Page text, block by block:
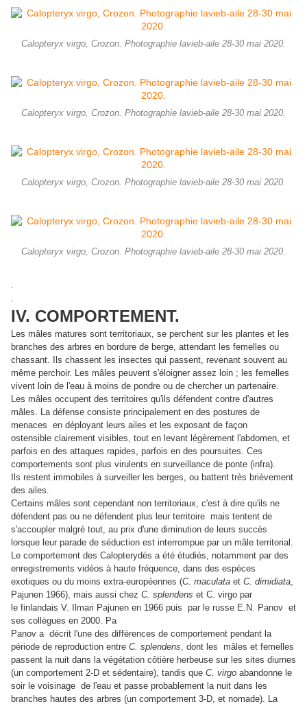
Calopteryx virgo, Crozon. Photographie lavieb-aile 28-30 mai 2020.
Calopteryx virgo, Crozon. Photographie lavieb-aile 28-30 mai 2020.
Calopteryx virgo, Crozon. Photographie lavieb-aile 28-30 mai 2020.
Calopteryx virgo, Crozon. Photographie lavieb-aile 28-30 mai 2020.
IV. COMPORTEMENT.
Les mâles matures sont territoriaux, se perchent sur les plantes et les
branches des arbres en bordure de berge, attendant les femelles ou
chassant. Ils chassent les insectes qui passent, revenant souvent au
même perchoir. Les mâles peuvent s'éloigner assez loin ; les femelles
vivent loin de l'eau à moins de pondre ou de chercher un partenaire.
Les mâles occupent des territoires qu'ils défendent contre d'autres
mâles. La défense consiste principalement en des postures de
menaces en déployant leurs ailes et les exposant de façon
ostensible clairement visibles, tout en levant légèrement l'abdomen, et
parfois en des attaques rapides, parfois en des poursuites. Ces
comportements sont plus virulents en surveillance de ponte (infra).
Ils restent immobiles à surveiller les berges, ou battent très brièvement
des ailes.
Certains mâles sont cependant non territoriaux, c'est à dire qu'ils ne
défendent pas ou ne défendent plus leur territoire mais tentent de
s'accoupler malgré tout, au prix d'une diminution de leurs succès
lorsque leur parade de séduction est interrompue par un mâle territorial.
Le comportement des Calopterydés a été étudiés, notamment par des
enregistrements vidéos à haute fréquence, dans des espèces
exotiques ou du moins extra-européennes (C. maculata et C. dimidiata,
Pajunen 1966), mais aussi chez C. splendens et C. virgo par
le finlandais V. Ilmari Pajunen en 1966 puis par le russe E.N. Panov et
ses collègues en 2000. Pa
Panov a décrit l'une des différences de comportement pendant la
période de reproduction entre C. splendens, dont les mâles et femelles
passent la nuit dans la végétation côtière herbeuse sur les sites diurnes
(un comportement 2-D et sédentaire), tandis que C. virgo abandonne le
soir le voisinage de l'eau et passe probablement la nuit dans les
branches hautes des arbres (un comportement 3-D, et nomade). La